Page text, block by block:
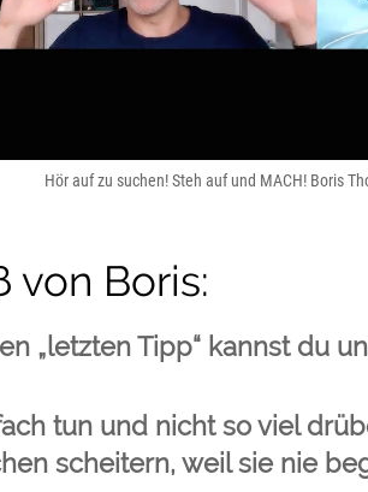
Hör auf zu suchen! Steh auf und MACH! Boris
von Boris:
„letzten Tipp“ kannst du
tun und nicht so viel
scheitern, weil sie nie